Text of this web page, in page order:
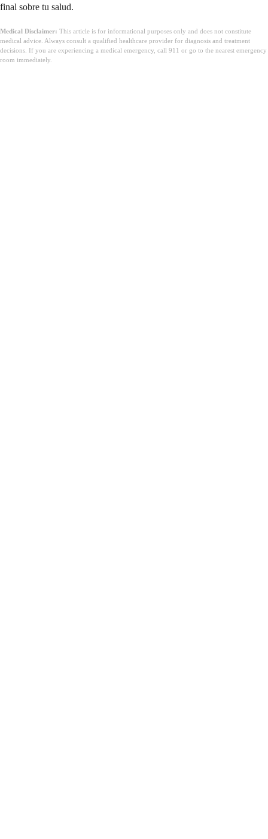
final sobre tu salud.
Medical Disclaimer: This article is for informational purposes only and does not constitute
medical advice. Always consult a qualified healthcare provider for diagnosis and treatment
decisions. If you are experiencing a medical emergency, call 911 or go to the nearest emergency
room immediately.